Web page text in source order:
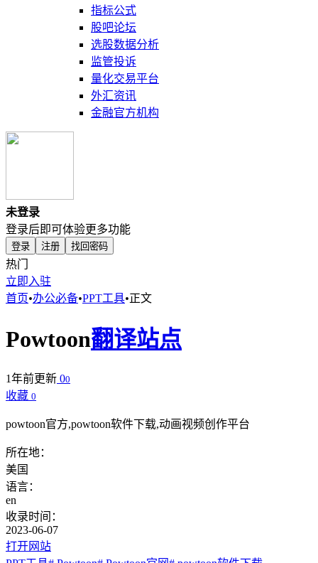
指标公式
股吧论坛
选股数据分析
监管投诉
量化交易平台
外汇资讯
金融官方机构
未登录
登录后即可体验更多功能
登录 注册 找回密码
热门
立即入驻
首页•办公必备•PPT工具•正文
Powtoon翻译站点
1年前更新 00
收藏 0
powtoon官方,powtoon软件下载,动画视频创作平台
所在地：
美国
语言：
en
收录时间：
2023-06-07
打开网站